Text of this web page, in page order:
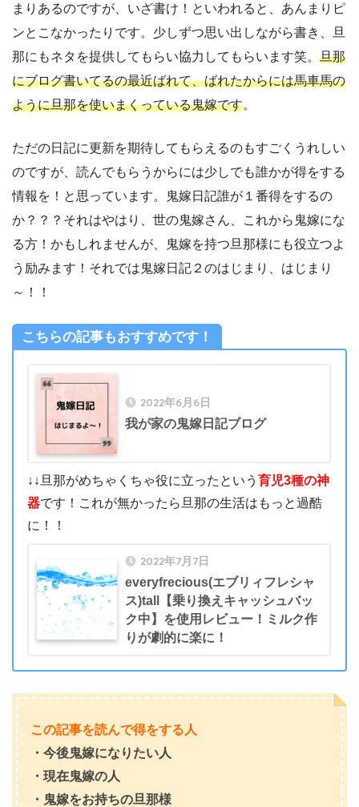
まりあるのですが、いざ書け！といわれると、あんまりピ
ンとこなかったりです。少しずつ思い出しながら書き、旦
那にもネタを提供してもらい協力してもらいます笑。 旦那
にブログ書いてるの最近ばれて、ばれたからには馬車馬の
ように旦那を使いまくっている鬼嫁です。
ただの日記に更新を期待してもらえるのもすごくうれしい
のですが、読んでもらうからには少しでも誰かが得をする
情報を！と思っています。鬼嫁日記誰が１番得をするの
か？？？それはやはり、世の鬼嫁さん、これから鬼嫁にな
る方！かもしれませんが、鬼嫁を持つ旦那様にも役立つよ
う励みます！それでは鬼嫁日記２のはじまり、はじまり
～！！
こちらの記事もおすすめです！
2022年6月6日
我が家の鬼嫁日記ブログ
↓↓旦那がめちゃくちゃ役に立ったという育児3種の神
器です！これが無かったら旦那の生活はもっと過酷
に！！
2022年7月7日
everyfrecious(エブリィフレシャ
ス)tall【乗り換えキャッシュバッ
ク中】を使用レビュー！ミルク作
りが劇的に楽に！
この記事を読んで得をする人
・今後鬼嫁になりたい人
・現在鬼嫁の人
・鬼嫁をお持ちの旦那様